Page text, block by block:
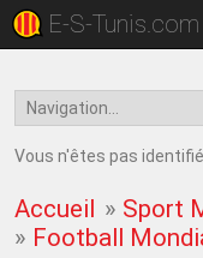
E-S-Tunis.com
Vous n'êtes pas
Accueil » Sport
» Football